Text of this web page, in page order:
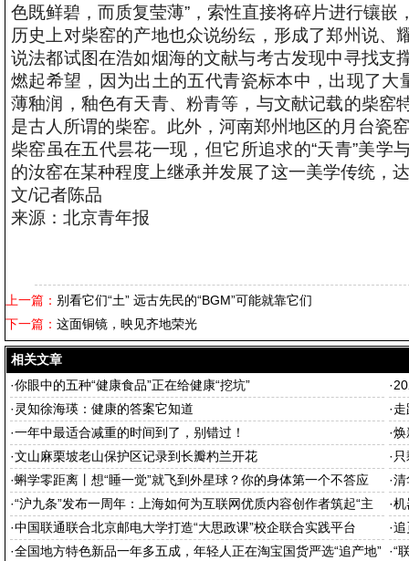
色既鲜碧，而质复莹薄”，索性直接将碎片进行镶嵌
历史上对柴窑的产地也众说纷纭，形成了郑州说
说法都试图在浩如烟海的文献与考古发现中寻找支
燃起希望，因为出土的五代青瓷标本中，出现了大
薄釉润，釉色有天青、粉青等，与文献记载的柴窑
是古人所谓的柴窑。此外，河南郑州地区的月台瓷
柴窑虽在五代昙花一现，但它所追求的“天青”美
的汝窑在某种程度上继承并发展了这一美学传统，
文/记者陈品
来源：北京青年报
上一篇： 别看它们“土” 远古先民的“BGM”可能就靠它们
下一篇： 这面铜镜，映见齐地荣光
相关文章
·你眼中的五种“健康食品”正在给健康“挖坑” ·
· 灵知徐海瑛：健康的答案它知道 ·
·一年中最适合减重的时间到了，别错过！ ·焕
·文山麻栗坡老山保护区记录到长瓣杓兰开花 ·
·蝌学零距离丨想“睡一觉”就飞到外星球？你的身体第一个不答应 ·清
·“沪九条”发布一周年：上海如何为互联网优质内容创作者筑起“主
场”
·机
·中国联通联合北京邮电大学打造“大思政课”校企联合实践平台 ·追
·全国地方特色新品一年多五成，年轻人正在淘宝国货严选“追产地” ·“